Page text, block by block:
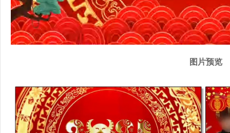
y
V
i
d
e
图片预览